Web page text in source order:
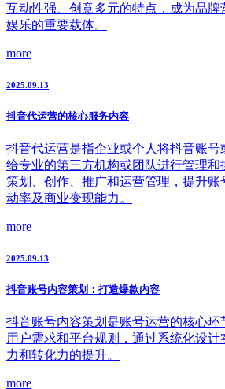
互动性强、创意多元的特点，成为品牌
娱乐的重要载体。
more
2025.09.13
抖音代运营的核心服务内容
抖音代运营是指企业或个人将抖音账
给专业的第三方机构或团队进行管理和
策划、创作、推广和运营管理，提升账
动率及商业变现能力。
more
2025.09.13
抖音账号内容策划：打造爆款内容
抖音账号内容策划是账号运营的核心环
用户需求和平台规则，通过系统化设
力和转化力的提升。
more